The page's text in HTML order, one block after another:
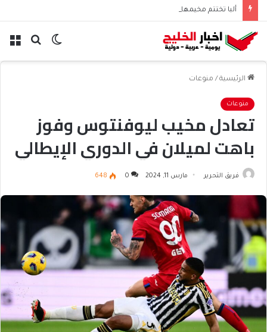
ألبا تختتم مخيمها الصيفي لطلاب البحرين
بحث الوضع
الرئيسية / منوعات
منوعات
تعادل مخيب ليوفنتوس وفوز
باهت لميلان في الدوري الإيطالي
فريق التحرير مارس 11, 2024 0
648